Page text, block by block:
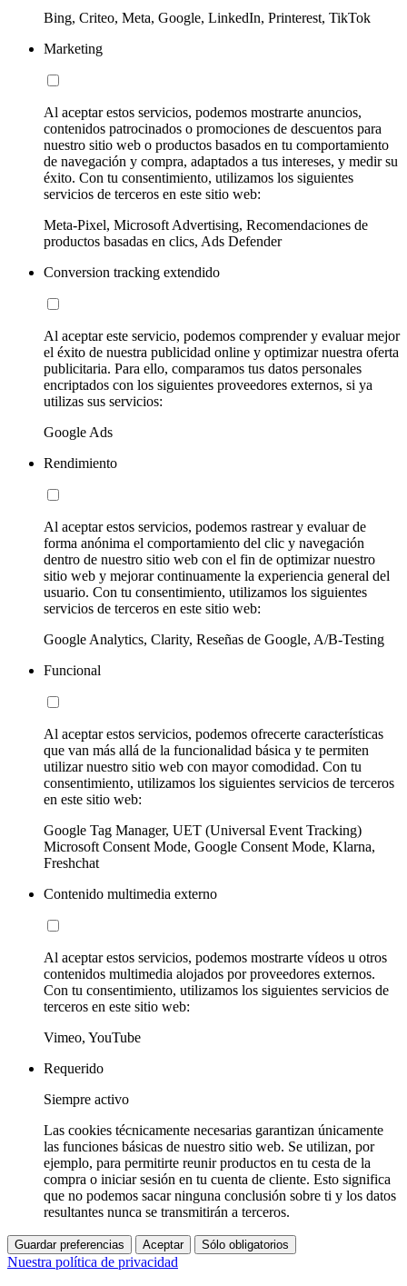
Bing, Criteo, Meta, Google, LinkedIn, Printerest, TikTok
Marketing
Al aceptar estos servicios, podemos mostrarte anuncios,
contenidos patrocinados o promociones de descuentos para
nuestro sitio web o productos basados en tu comportamiento
de navegación y compra, adaptados a tus intereses, y medir su
éxito. Con tu consentimiento, utilizamos los siguientes
servicios de terceros en este sitio web:
Meta-Pixel, Microsoft Advertising, Recomendaciones de
productos basadas en clics, Ads Defender
Conversion tracking extendido
Al aceptar este servicio, podemos comprender y evaluar mejor
el éxito de nuestra publicidad online y optimizar nuestra oferta
publicitaria. Para ello, comparamos tus datos personales
encriptados con los siguientes proveedores externos, si ya
utilizas sus servicios:
Google Ads
Rendimiento
Al aceptar estos servicios, podemos rastrear y evaluar de
forma anónima el comportamiento del clic y navegación
dentro de nuestro sitio web con el fin de optimizar nuestro
sitio web y mejorar continuamente la experiencia general del
usuario. Con tu consentimiento, utilizamos los siguientes
servicios de terceros en este sitio web:
Google Analytics, Clarity, Reseñas de Google, A/B-Testing
Funcional
Al aceptar estos servicios, podemos ofrecerte características
que van más allá de la funcionalidad básica y te permiten
utilizar nuestro sitio web con mayor comodidad. Con tu
consentimiento, utilizamos los siguientes servicios de terceros
en este sitio web:
Google Tag Manager, UET (Universal Event Tracking)
Microsoft Consent Mode, Google Consent Mode, Klarna,
Freshchat
Contenido multimedia externo
Al aceptar estos servicios, podemos mostrarte vídeos u otros
contenidos multimedia alojados por proveedores externos.
Con tu consentimiento, utilizamos los siguientes servicios de
terceros en este sitio web:
Vimeo, YouTube
Requerido
Siempre activo
Las cookies técnicamente necesarias garantizan únicamente
las funciones básicas de nuestro sitio web. Se utilizan, por
ejemplo, para permitirte reunir productos en tu cesta de la
compra o iniciar sesión en tu cuenta de cliente. Esto significa
que no podemos sacar ninguna conclusión sobre ti y los datos
resultantes nunca se transmitirán a terceros.
Guardar preferencias Aceptar Sólo obligatorios
Nuestra política de privacidad